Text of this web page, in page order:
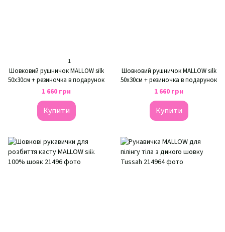
1
Шовковий рушничок MALLOW silk
50х30см + резиночка в подарунок
1 660 грн
Купити
Шовковий рушничок MALLOW silk
50х30см + резиночка в подарунок
1 660 грн
Купити